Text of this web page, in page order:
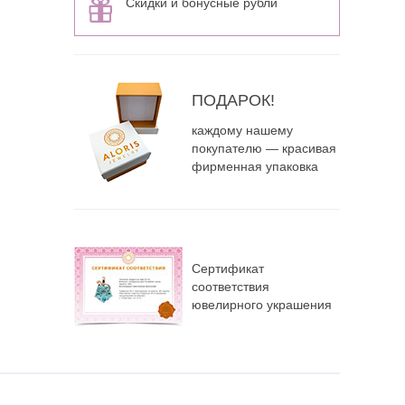
ПОДАРОК!
каждому нашему
покупателю — красивая
фирменная упаковка
Сертификат
соответствия
ювелирного украшения